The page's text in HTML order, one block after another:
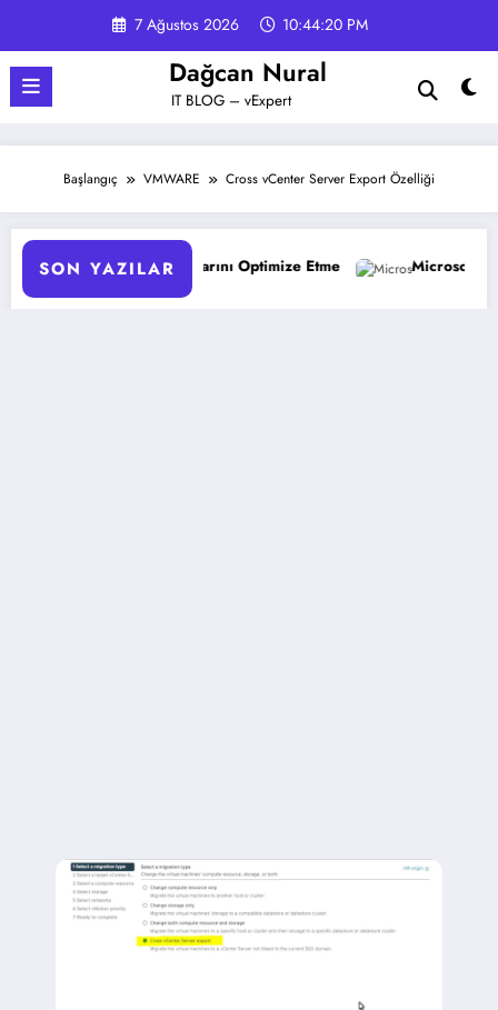
7 Ağustos 2026 10:44:21 PM
Dağcan Nural
IT BLOG – vExpert
Başlangıç VMWARE Cross vCenter Server Export Özelliği
SON YAZILAR
Optimize Etme Microsoft 365 Copilot: Yeni